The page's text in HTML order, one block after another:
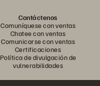
Contáctenos
Comuníquese con ventas
Chatee con ventas
Comunicarse con ventas
Certificaciones
Política de divulgación de
vulnerabilidades